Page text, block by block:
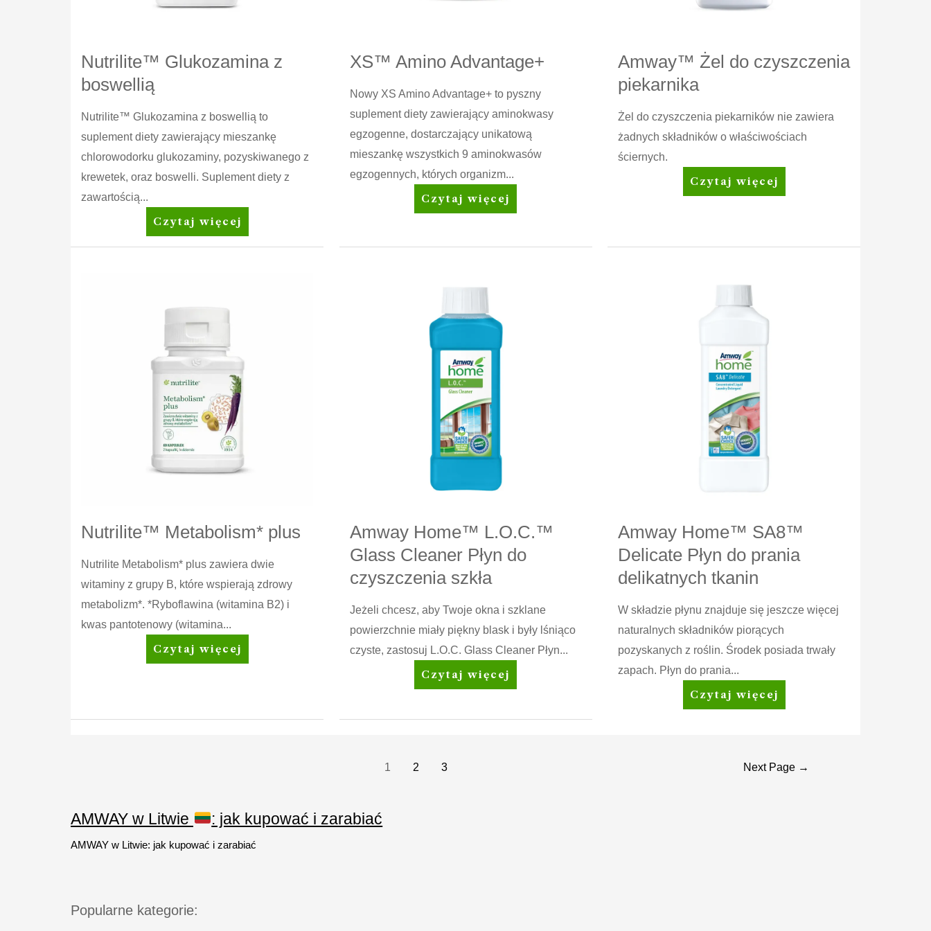
Nutrilite™ Glukozamina z
boswellią
Nutrilite™ Glukozamina z boswellią to
suplement diety zawierający mieszankę
chlorowodorku glukozaminy, pozyskiwanego z
krewetek, oraz boswelli. Suplement diety z
zawartością...
Nutrilite™
Glukozamina
Czytaj więcej
XS™ Amino Advantage+
Nowy XS Amino Advantage+ to pyszny
suplement diety zawierający aminokwasy
egzogenne, dostarczający unikatową
mieszankę wszystkich 9 aminokwasów
egzogennych, których organizm...
XS™
Amino
Czytaj więcej
Amway™ Żel do czyszczenia
piekarnika
Żel do czyszczenia piekarników nie zawiera
żadnych składników o właściwościach
ściernych.
Amway™
Żel
Czytaj więcej
Nutrilite™ Metabolism* plus
Nutrilite Metabolism* plus zawiera dwie
witaminy z grupy B, które wspierają zdrowy
metabolizm*. *Ryboflawina (witamina B2) i
kwas pantotenowy (witamina...
Nutrilite™
Metabolism*
Czytaj więcej
Amway Home™ L.O.C.™
Glass Cleaner Płyn do
czyszczenia szkła
Jeżeli chcesz, aby Twoje okna i szklane
powierzchnie miały piękny blask i były lśniąco
czyste, zastosuj L.O.C. Glass Cleaner Płyn...
Amway
Home™
Płyn
Czytaj więcej
Amway Home™ SA8™
Delicate Płyn do prania
delikatnych tkanin
W składzie płynu znajduje się jeszcze więcej
naturalnych składników piorących
pozyskanych z roślin. Środek posiada trwały
zapach. Płyn do prania...
Amway
Home™
Czytaj więcej
1 2 3 Next Page →
AMWAY w Litwie : jak kupować i zarabiać
AMWAY w Litwie: jak kupować i zarabiać
Popularne kategorie: